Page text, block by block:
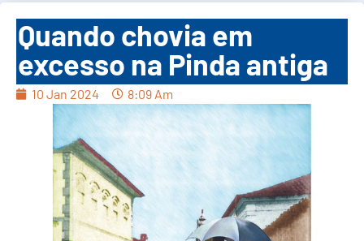
Quando chovia em
excesso na Pinda antiga
10 Jan 2024 8:09 Am